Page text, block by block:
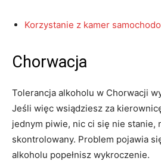
Korzystanie z kamer
Chorwacja
Tolerancja alkoholu w Chorwacji
Jeśli więc wsiądziesz za
jednym piwie, nic ci się nie stanie,
skontrolowany. Problem pojawia
alkoholu popełnisz wykroczenie.